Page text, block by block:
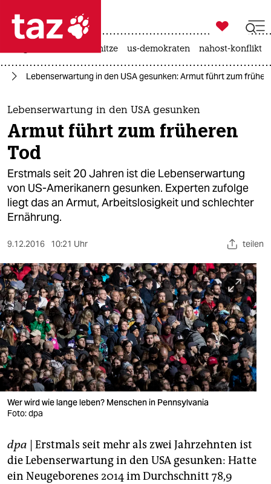
 taz zahl ich
taz zahl ich
themen
politik
öko
gesellschaft
kultur
sport
berlin
nord
wahrheit
verlag
verlag
veranstaltungen
fragen & hilfe
unterstützen

taz zahl ich
hitze us-demokraten nahost-konflikt
Lebenserwartung in den USA gesunken: Armut führt zum
Lebenserwartung in den USA gesunken
Armut führt zum früheren
Tod
Erstmals seit 20 Jahren ist die Lebenserwartung
von US-Amerikanern gesunken. Experten zufolge
liegt das an Armut, Arbeitslosigkeit und schlechter
Ernährung.
9.12.2016 10:21 Uhr teilen
Wer wird wie lange leben? Menschen in Pennsylvania
Foto: dpa
dpa | Erstmals seit mehr als zwei Jahrzehnten ist
die Lebenserwartung in den USA gesunken: Hatte
ein Neugeborenes 2014 im Durchschnitt 78,9